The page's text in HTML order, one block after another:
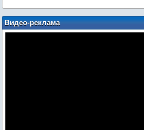
Видео-реклама